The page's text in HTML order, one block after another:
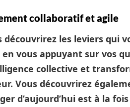
collaboratif et agile
les leviers qui
vous appuyant sur vos
collective et
Vous découvrirez
d’aujourd’hui est à la